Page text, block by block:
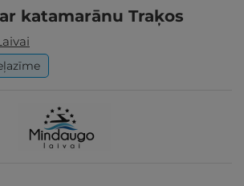
katamarānu Traķos